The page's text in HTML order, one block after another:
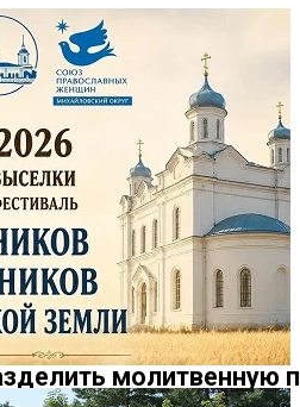
молитвенную